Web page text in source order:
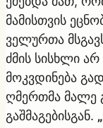
მამისთვის
ველურთა
ძმის სისხლი
მოკვდინება
ღმერთმა მალე
გაშმაგებისგან.